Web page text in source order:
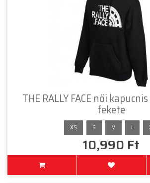
THE RALLY FACE női
fekete
XS S M L
10,990 Ft